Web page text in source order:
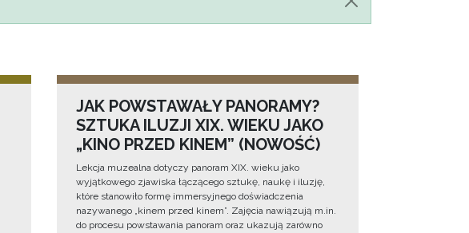
JAK POWSTAWAŁY PANORAMY?
SZTUKA ILUZJI XIX. WIEKU JAKO
„KINO PRZED KINEM” (NOWOŚĆ)
Lekcja muzealna dotyczy panoram XIX. wieku jako
wyjątkowego zjawiska łączącego sztukę, naukę i iluzję,
które stanowiło formę immersyjnego doświadczenia
nazywanego „kinem przed kinem”. Zajęcia nawiązują m.in.
do procesu powstawania panoram oraz ukazują zarówno